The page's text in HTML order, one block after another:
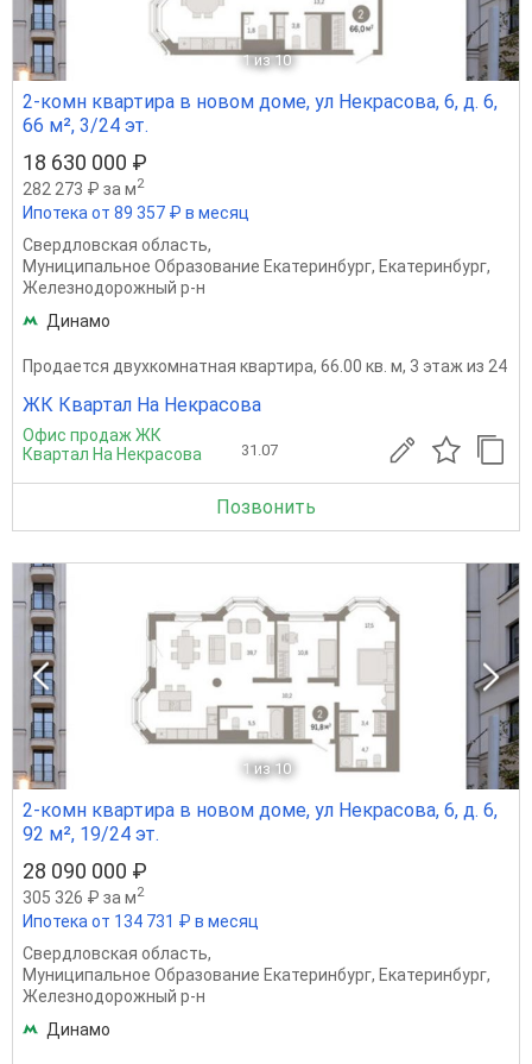
1 из 10
2-комн квартира в новом доме, ул Некрасова, 6, д. 6,
66 м², 3/24 эт.
18 630 000 ₽
282 273 ₽ за м2
Ипотека от 89 357 ₽ в месяц
Свердловская область,
Муниципальное Образование Екатеринбург, Екатеринбург,
Железнодорожный р-н
Динамо
Продается двухкомнатная квартира, 66.00 кв. м, 3 этаж из 24
ЖК Квартал На Некрасова
Офис продаж ЖК
Квартал На Некрасова
31.07
Позвонить
1 из 10
2-комн квартира в новом доме, ул Некрасова, 6, д. 6,
92 м², 19/24 эт.
28 090 000 ₽
305 326 ₽ за м2
Ипотека от 134 731 ₽ в месяц
Свердловская область,
Муниципальное Образование Екатеринбург, Екатеринбург,
Железнодорожный р-н
Динамо